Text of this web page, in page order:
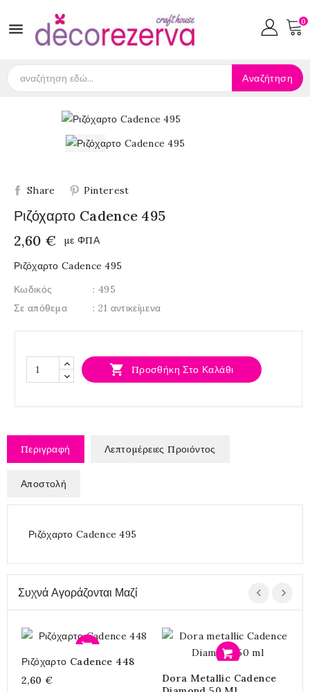
 0
Αναζήτηση
Share Pinterest
Ριζόχαρτο Cadence 495
2,60 €
με ΦΠΑ
Ριζόχαρτο Cadence 495
Κωδικός
: 495
Σε απόθεμα
: 21 αντικείμενα
 Προσθήκη Στο Καλάθι
Περιγραφή Λεπτομέρειες Προιόντος
Αποστολή
Ριζόχαρτο Cadence 495
Συχνά Αγοράζονται Μαζί
Ριζόχαρτο Cadence 448
2,60 €
Dora Metallic Cadence